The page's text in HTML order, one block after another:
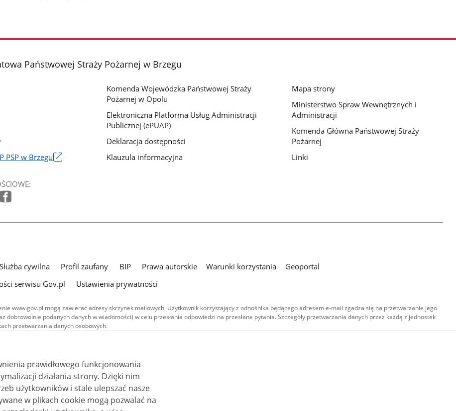
Państwowej Straży Pożarnej w Brzegu
PSP w Brzegu
Komenda Wojewódzka Państwowej Straży
Pożarnej w Opolu
Elektroniczna Platforma Usług Administracji
Publicznej (ePUAP)
Deklaracja dostępności
Klauzula informacyjna
Mapa strony
Ministerstwo Spraw Wewnętrznych i
Administracji
Komenda Główna Państwowej Straży
Pożarnej
Linki
Służba cywilna Profil zaufany BIP Prawa autorskie Warunki korzystania
Geoportal
serwisu Gov.pl
Ustawienia prywatności
www.gov.pl mogą zawierać adresy skrzynek mailowych. Użytkownik korzystający z odnośnika będącego adresem e-mail zgadza się na przetwarzanie jego
dobrowolnie podanych danych w wiadomości) w celu przesłania odpowiedzi na przesłane pytania. Szczegóły przetwarzania danych przez każdą z jednostek
przetwarzania danych osobowych.
publikowane w serwisie (z wyłączeniem treści audiowizualnych), są
na licencji typu Creative Commons: uznanie autorstwa - na tych samych
4.0 (CC BY-SA 4.0). Materiały audiowizualne, w tym zdjęcia, materiały audio i wideo,
na licencji typu Creative Commons: uznanie autorstwa użycie niekomercyjne -
zależnych 4.0 (CC BY-NC-ND 4.0), o ile nie jest to stwierdzone inaczej.
prawidłowego funkcjonowania
działania strony. Dzięki nim
użytkowników i stale ulepszać nasze